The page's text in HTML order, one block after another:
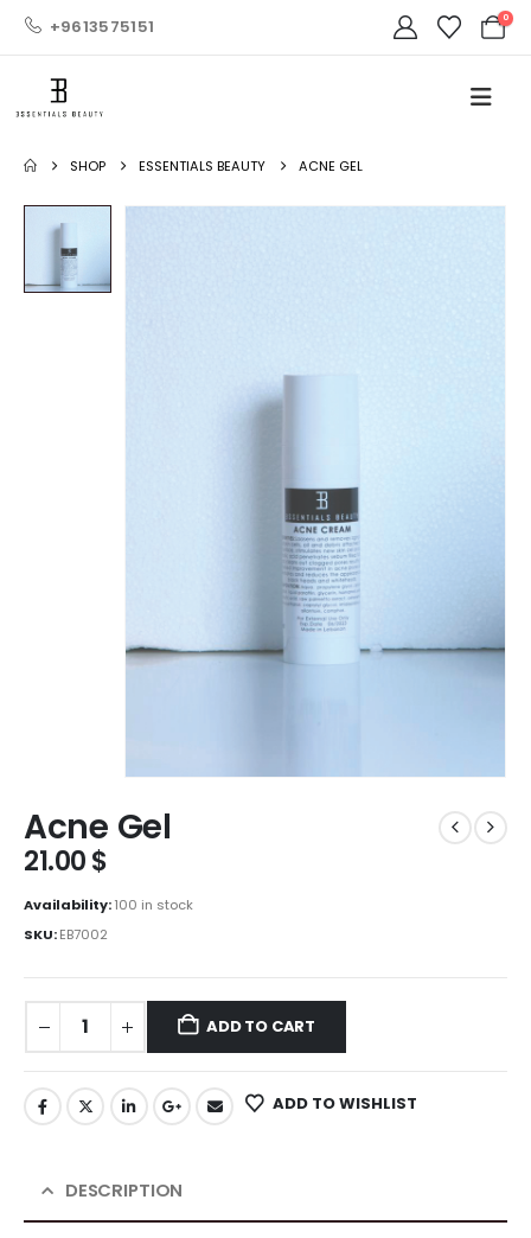
+9613575151 0
SHOP ESSENTIALS BEAUTY ACNE GEL
Acne Gel
21.00$
Availability:100 in stock
SKU:EB7002
ADD TO CART
ADD TO WISHLIST
DESCRIPTION